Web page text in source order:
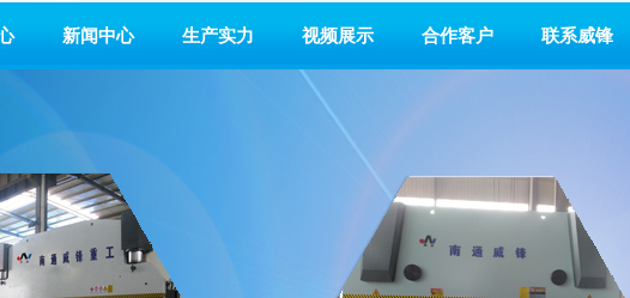
新闻中心 生产实力 视频展示 合作客户 联系威锋